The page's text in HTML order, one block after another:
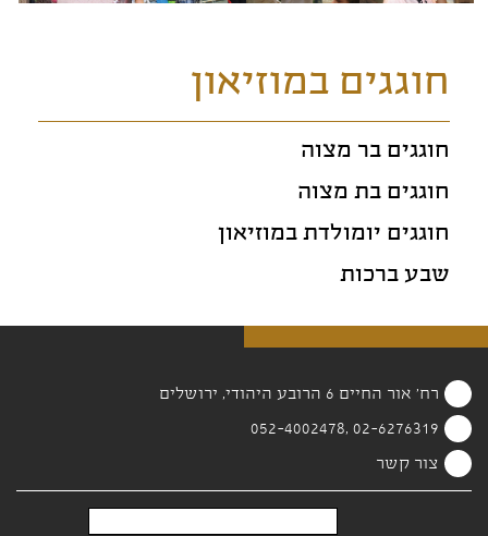
חוגגים במוזיאון
חוגגים בר מצוה
חוגגים בת מצוה
חוגגים יומולדת במוזיאון
שבע ברכות
רח' אור החיים 6 הרובע היהודי, ירושלים
02-6276319 ,052-4002478
צור קשר